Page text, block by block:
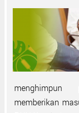
memberikan